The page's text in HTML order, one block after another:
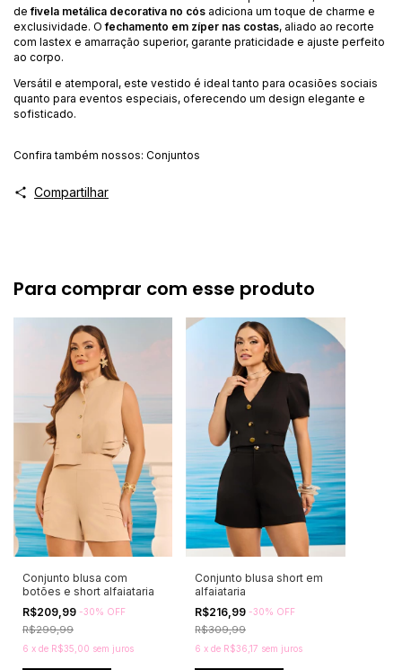
defivela metálica decorativa no cós adiciona um toque de charme e
exclusividade. Ofechamento em zíper nas costas, aliado ao recorte
com lastex e amarração superior, garante praticidade e ajuste perfeito
ao corpo.
Versátil e atemporal, este vestido é ideal tanto para ocasiões sociais
quanto para eventos especiais, oferecendo um design elegante e
sofisticado.
Confira também nossos: Conjuntos
Compartilhar
Para comprar com esse produto
Conjunto blusa com
botões e short alfaiataria
R$209,99 -30% OFF
R$299,99
6 x de R$35,00 sem juros
Conjunto blusa short em
alfaiataria
R$216,99-30% OFF
R$309,99
6 xde R$36,17 sem juros